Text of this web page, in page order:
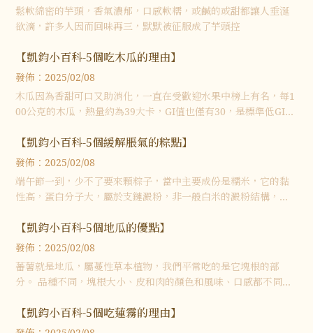
鬆軟綿密的芋頭，香氣濃郁，口感軟糯，或鹹的或甜都讓人垂涎
欲滴，許多人因而回味再三，默默被征服成了芋頭控
【凱鈞小百科-5個吃木瓜的理由】
發佈：2025/02/08
木瓜因為香甜可口又助消化，一直在受歡迎水果中榜上有名，每1
00公克的木瓜，熱量約為39大卡，GI值也僅有30，是標準低GI的
歡迎，木瓜不只是如此
【凱鈞小百科-5個緩解脹氣的粽點】
發佈：2025/02/08
端午節一到，少不了要來顆粽子，當中主要成份是糯米，它的黏
性高，蛋白分子大，屬於支鏈澱粉，非一般白米的澱粉結構，在
【凱鈞小百科-5個地瓜的優點】
發佈：2025/02/08
蕃薯就是地瓜，屬蔓性草本植物，我們平常吃的是它塊根的部
分。 品種不同，塊根大小、皮和肉的顏色和風味、口感都不同。
I值食物可使血糖穩定，降低胰
【凱鈞小百科-5個吃蓮霧的理由】